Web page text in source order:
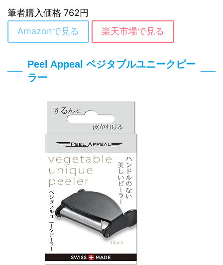
筆者購入価格 762円
Amazonで見る
楽天市場で見る
Peel Appeal ベジタブルユニークピー
ラー